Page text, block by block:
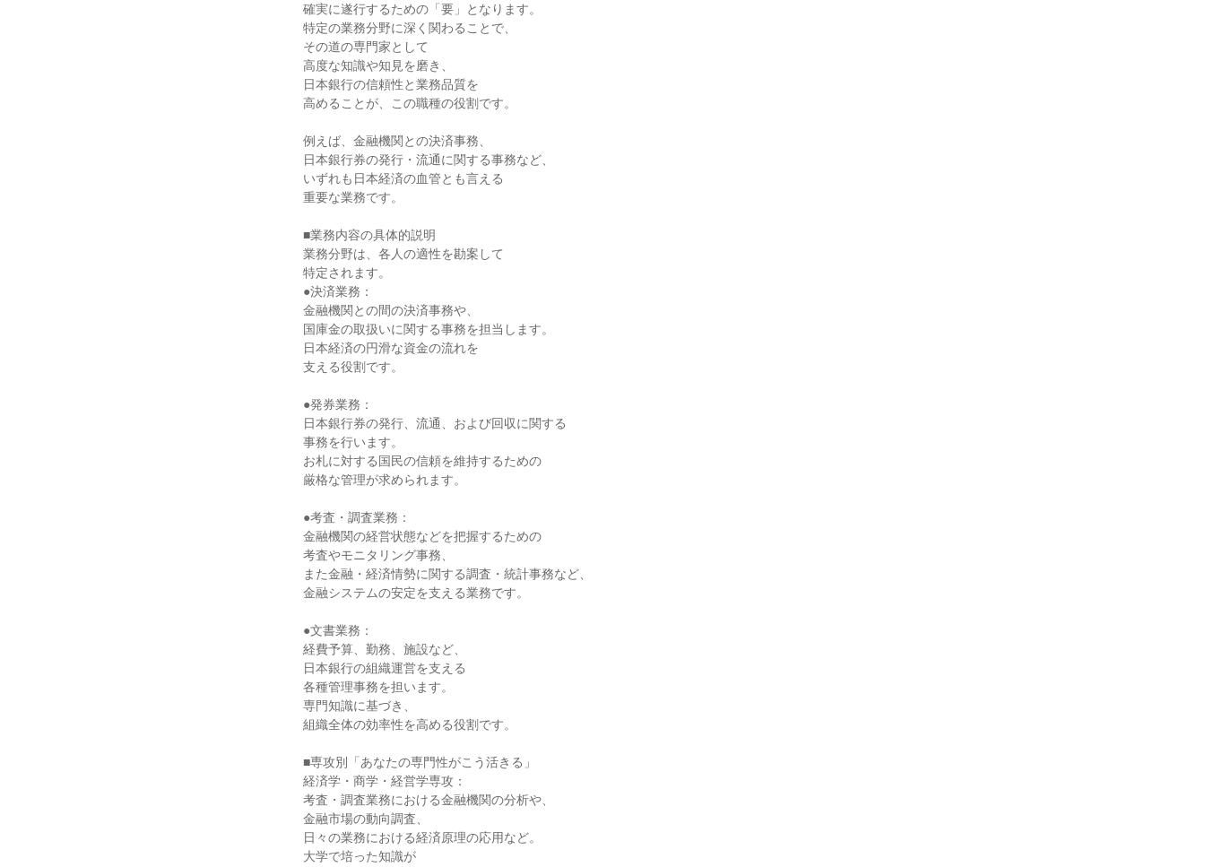
確実に遂行するための「要」となります。
特定の業務分野に深く関わることで、
その道の専門家として
高度な知識や知見を磨き、
日本銀行の信頼性と業務品質を
高めることが、この職種の役割です。
例えば、金融機関との決済事務、
日本銀行券の発行・流通に関する事務など、
いずれも日本経済の血管とも言える
重要な業務です。
■業務内容の具体的説明
業務分野は、各人の適性を勘案して
特定されます。
●決済業務：
金融機関との間の決済事務や、
国庫金の取扱いに関する事務を担当します。
日本経済の円滑な資金の流れを
支える役割です。
●発券業務：
日本銀行券の発行、流通、および回収に関する
事務を行います。
お札に対する国民の信頼を維持するための
厳格な管理が求められます。
●考査・調査業務：
金融機関の経営状態などを把握するための
考査やモニタリング事務、
また金融・経済情勢に関する調査・統計事務など、
金融システムの安定を支える業務です。
●文書業務：
経費予算、勤務、施設など、
日本銀行の組織運営を支える
各種管理事務を担います。
専門知識に基づき、
組織全体の効率性を高める役割です。
■専攻別「あなたの専門性がこう活きる」
経済学・商学・経営学専攻：
考査・調査業務における金融機関の分析や、
金融市場の動向調査、
日々の業務における経済原理の応用など。
大学で培った知識が